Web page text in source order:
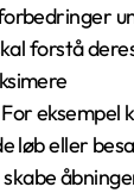
forstå
eksempel
løb eller